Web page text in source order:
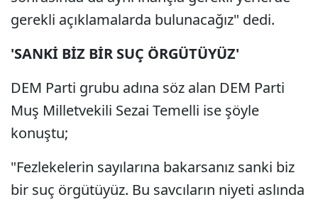
gerekli açıklamalarda bulunacağız" dedi.
'SANKİ BİZ BİR SUÇ ÖRGÜTÜYÜZ'
DEM Parti grubu adına söz alan DEM Parti
Muş Milletvekili Sezai Temelli ise şöyle
konuştu;
"Fezlekelerin sayılarına bakarsanız sanki biz
bir suç örgütüyüz. Bu savcıların niyeti aslında